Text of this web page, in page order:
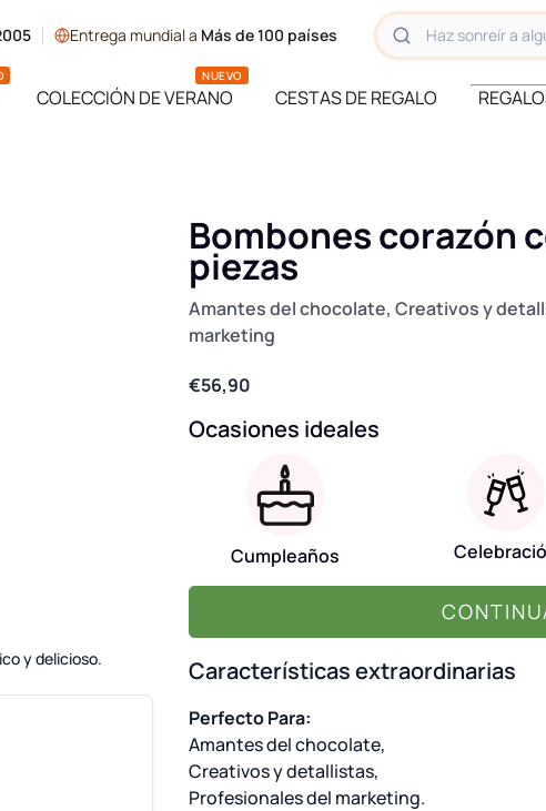
Entrega mundial a Más de 100 países
COLECCIÓN DE VERANO
NUEVO
CESTAS DE REGALO
y delicioso.
Bombones corazón
piezas
Amantes del chocolate, Creativos y
marketing
€56,90
Ocasiones ideales
Cumpleaños
Características extraordinarias
Perfecto Para:
Amantes del chocolate,
Creativos y detallistas,
Profesionales del marketing.